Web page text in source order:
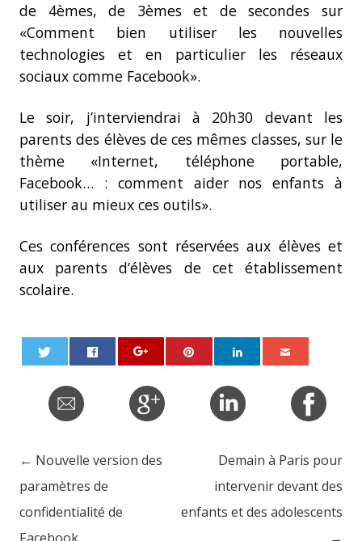
de 4èmes, de 3èmes et de secondes sur
«Comment bien utiliser les nouvelles
technologies et en particulier les réseaux
sociaux comme Facebook».
Le soir, j’interviendrai à 20h30 devant les
parents des élèves de ces mêmes classes, sur le
thème «Internet, téléphone portable,
Facebook… : comment aider nos enfants à
utiliser au mieux ces outils».
Ces conférences sont réservées aux élèves et
aux parents d’élèves de cet établissement
scolaire.
Post navigation
← Nouvelle version des
paramètres de
confidentialité de
Demain à Paris pour
intervenir devant des
enfants et des adolescents